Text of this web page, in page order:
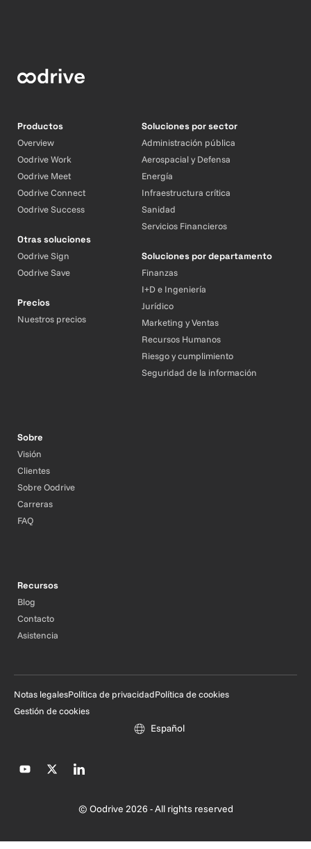
Productos
Overview
Oodrive Work
Oodrive Meet
Oodrive Connect
Oodrive Success
Otras soluciones
Oodrive Sign
Oodrive Save
Precios
Nuestros precios
Soluciones por sector
Administración pública
Aerospacial y Defensa
Energía
Infraestructura crítica
Sanidad
Servicios Financieros
Soluciones por departamento
Finanzas
I+D e Ingeniería
Jurídico
Marketing y Ventas
Recursos Humanos
Riesgo y cumplimiento
Seguridad de la información
Sobre
Visión
Clientes
Sobre Oodrive
Carreras
FAQ
Recursos
Blog
Contacto
Asistencia
© Oodrive 2026 - All rights reserved
Notas legalesPolítica de privacidadPolítica de cookies
Gestión de cookies
Español